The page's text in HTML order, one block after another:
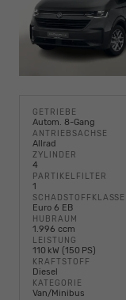
GETRIEBE
Autom. 8-Gang
ANTRIEBSACHSE
Allrad
ZYLINDER
4
PARTIKELFILTER
1
SCHADSTOFFKLASSE
Euro 6 EB
HUBRAUM
1.996 ccm
LEISTUNG
110 kW (150 PS)
KRAFTSTOFF
Diesel
KATEGORIE
Van/Minibus